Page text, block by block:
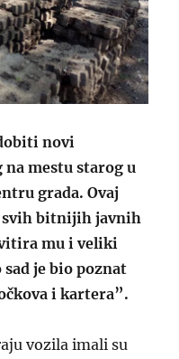
novi
mestu starog u
grada. Ovaj
bitnijih javnih
mu i veliki
je bio poznat
i kartera”.
vozila imali su